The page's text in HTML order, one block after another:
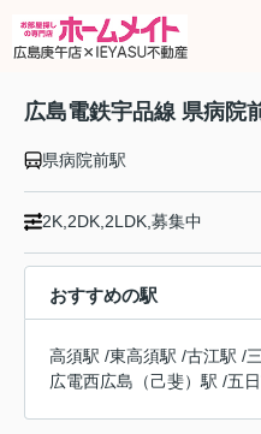
広島電鉄宇品線 県病院
県病院前駅
2K,2DK,2LDK,募集中
おすすめの駅
高須駅 /東高須駅 /古江駅 /
広電西広島（己斐）駅 /五